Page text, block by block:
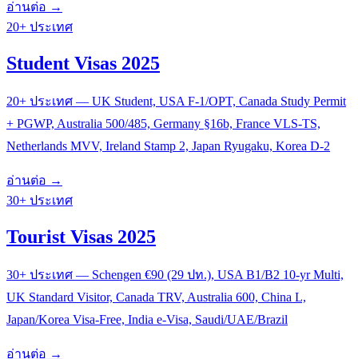
อ่านต่อ →
20+ ประเทศ
Student Visas 2025
20+ ประเทศ — UK Student, USA F-1/OPT, Canada Study Permit
+ PGWP, Australia 500/485, Germany §16b, France VLS-TS,
Netherlands MVV, Ireland Stamp 2, Japan Ryugaku, Korea D-2
อ่านต่อ →
30+ ประเทศ
Tourist Visas 2025
30+ ประเทศ — Schengen €90 (29 ปท.), USA B1/B2 10-yr Multi,
UK Standard Visitor, Canada TRV, Australia 600, China L,
Japan/Korea Visa-Free, India e-Visa, Saudi/UAE/Brazil
อ่านต่อ →